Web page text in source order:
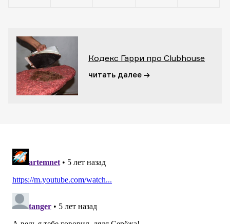
Кодекс Гарри про Clubhouse
читать далее →